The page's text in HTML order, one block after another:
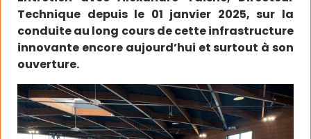
Technique depuis le 01 janvier 2025, sur la
conduite au long cours de cette infrastructure
innovante encore aujourd’hui et surtout à son
ouverture.